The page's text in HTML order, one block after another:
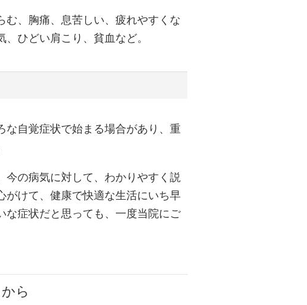
む、胸痛、息苦しい、疲れやすくな
ひどい肩こり、貧血など。
な自覚症状で始まる場合があり、重
今の病気に対して、わかりやすく説
がけて、健康で快適な生活にいち早
な症状だと思っても、一度当院にご
ら